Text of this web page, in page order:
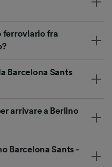
ferroviario fra
Barcelona Sants
arrivare a Berlino
Barcelona Sants -